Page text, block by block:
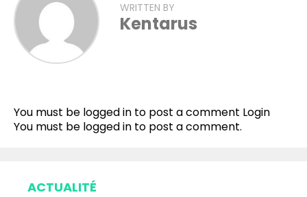
WRITTEN BY
Kentarus
You must be logged in to post a comment Login
You must be logged in to post a comment.
ACTUALITÉ